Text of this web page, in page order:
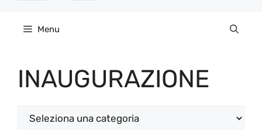
Menu
INAUGURAZIONE
Categorie